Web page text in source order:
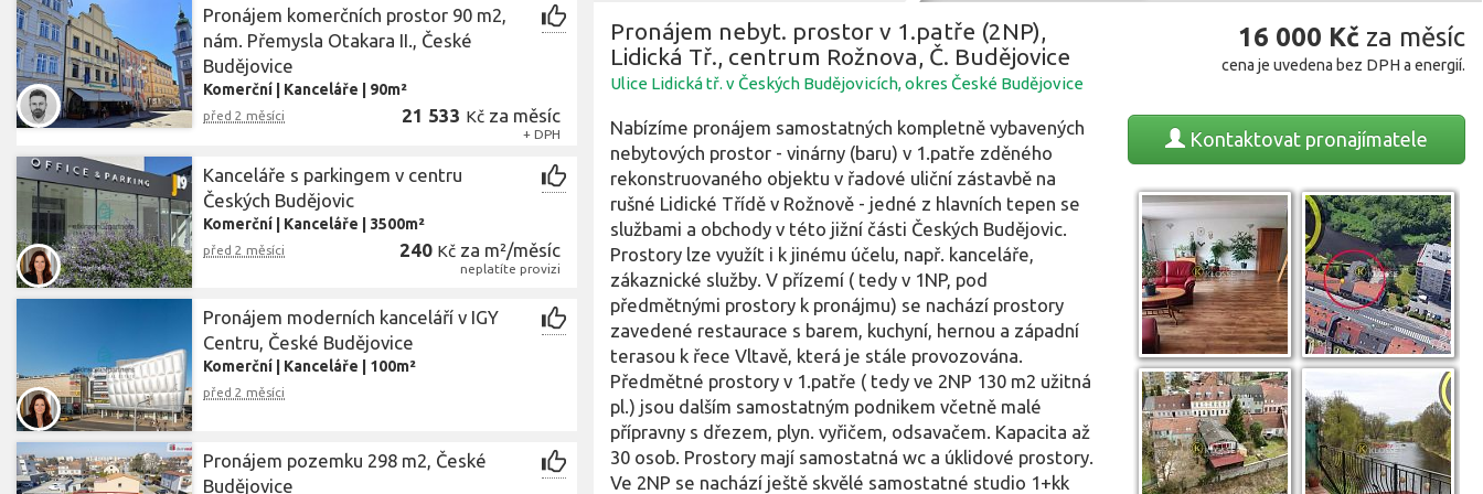
Pronájem komerčních prostor 90 m2,
nám. Přemysla Otakara II., České
Budějovice
Komerční Kanceláře 90m²
před 2 měsíci 21 533 Kč za měsíc
+ DPH
Kanceláře s parkingem v centru
Českých Budějovic
Komerční Kanceláře 3500m²
před 2 měsíci 240 Kč za m²/měsíc
neplatíte provizi
Pronájem moderních kanceláří v IGY
Centru, České Budějovice
Komerční Kanceláře 100m²
před 2 měsíci
Pronájem pozemku 298 m2, České
Budějovice
16 000 Kč za měsíc
cena je uvedena bez DPH a energií.
Pronájem nebyt. prostor v 1.patře (2NP),
Lidická Tř., centrum Rožnova, Č. Budějovice
Ulice Lidická tř. v Českých Budějovicích, okres České Budějovice
Nabízíme pronájem samostatných kompletně vybavených
nebytových prostor - vinárny (baru) v 1.patře zděného
rekonstruovaného objektu v řadové uliční zástavbě na
rušné Lidické Třídě v Rožnově - jedné z hlavních tepen se
službami a obchody v této jižní části Českých Budějovic.
Prostory lze využít i k jinému účelu, např. kanceláře,
zákaznické služby. V přízemí ( tedy v 1NP, pod
předmětnými prostory k pronájmu) se nachází prostory
zavedené restaurace s barem, kuchyní, hernou a západní
terasou k řece Vltavě, která je stále provozována.
Předmětné prostory v 1.patře ( tedy ve 2NP 130 m2 užitná
pl.) jsou dalším samostatným podnikem včetně malé
přípravny s dřezem, plyn. vyřičem, odsavačem. Kapacita až
30 osob. Prostory mají samostatná wc a úklidové prostory.
Ve 2NP se nachází ještě skvělé samostatné studio 1+kk
Kontaktovat pronajímatele